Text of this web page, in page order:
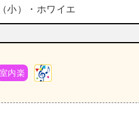
小）・ホワイエ
室内楽